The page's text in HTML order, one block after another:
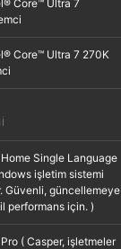
Core™ Ultra 7
Core™ Ultra 7 270K
Single Language
işletim sistemi
Güvenli, güncellemeye
performans için. )
( Casper, işletmeler